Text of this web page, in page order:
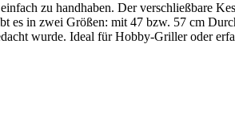
zu handhaben. Der verschließbare
in zwei Größen: mit 47 bzw. 57 cm
wurde. Ideal für Hobby-Griller oder